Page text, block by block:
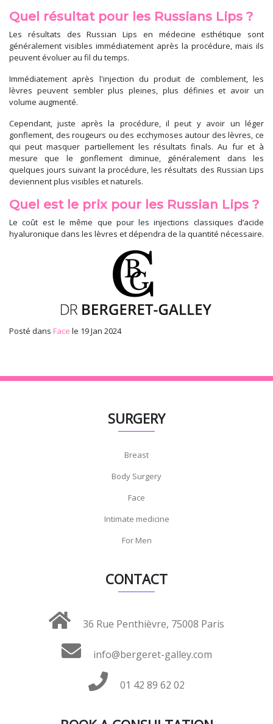
Quel résultat pour les Russians Lips ?
Les résultats des Russian Lips en médecine esthétique sont
généralement visibles immédiatement après la procédure, mais ils
peuvent évoluer au fil du temps.
Immédiatement après l'injection du produit de comblement, les
lèvres peuvent sembler plus pleines, plus définies et avoir un
volume augmenté.
Cependant, juste après la procédure, il peut y avoir un léger
gonflement, des rougeurs ou des ecchymoses autour des lèvres, ce
qui peut masquer partiellement les résultats finals. Au fur et à
mesure que le gonflement diminue, généralement dans les
quelques jours suivant la procédure, les résultats des Russian Lips
deviennent plus visibles et naturels.
Quel est le prix pour les Russian Lips ?
Le coût est le même que pour les injections classiques d’acide
hyaluronique dans les lèvres et dépendra de la quantité nécessaire.
Posté dans Face le 19 Jan 2024
SURGERY
Breast
Body Surgery
Face
Intimate medicine
For Men
CONTACT
36 Rue Penthièvre, 75008 Paris
info@bergeret-galley.com
01 42 89 62 02